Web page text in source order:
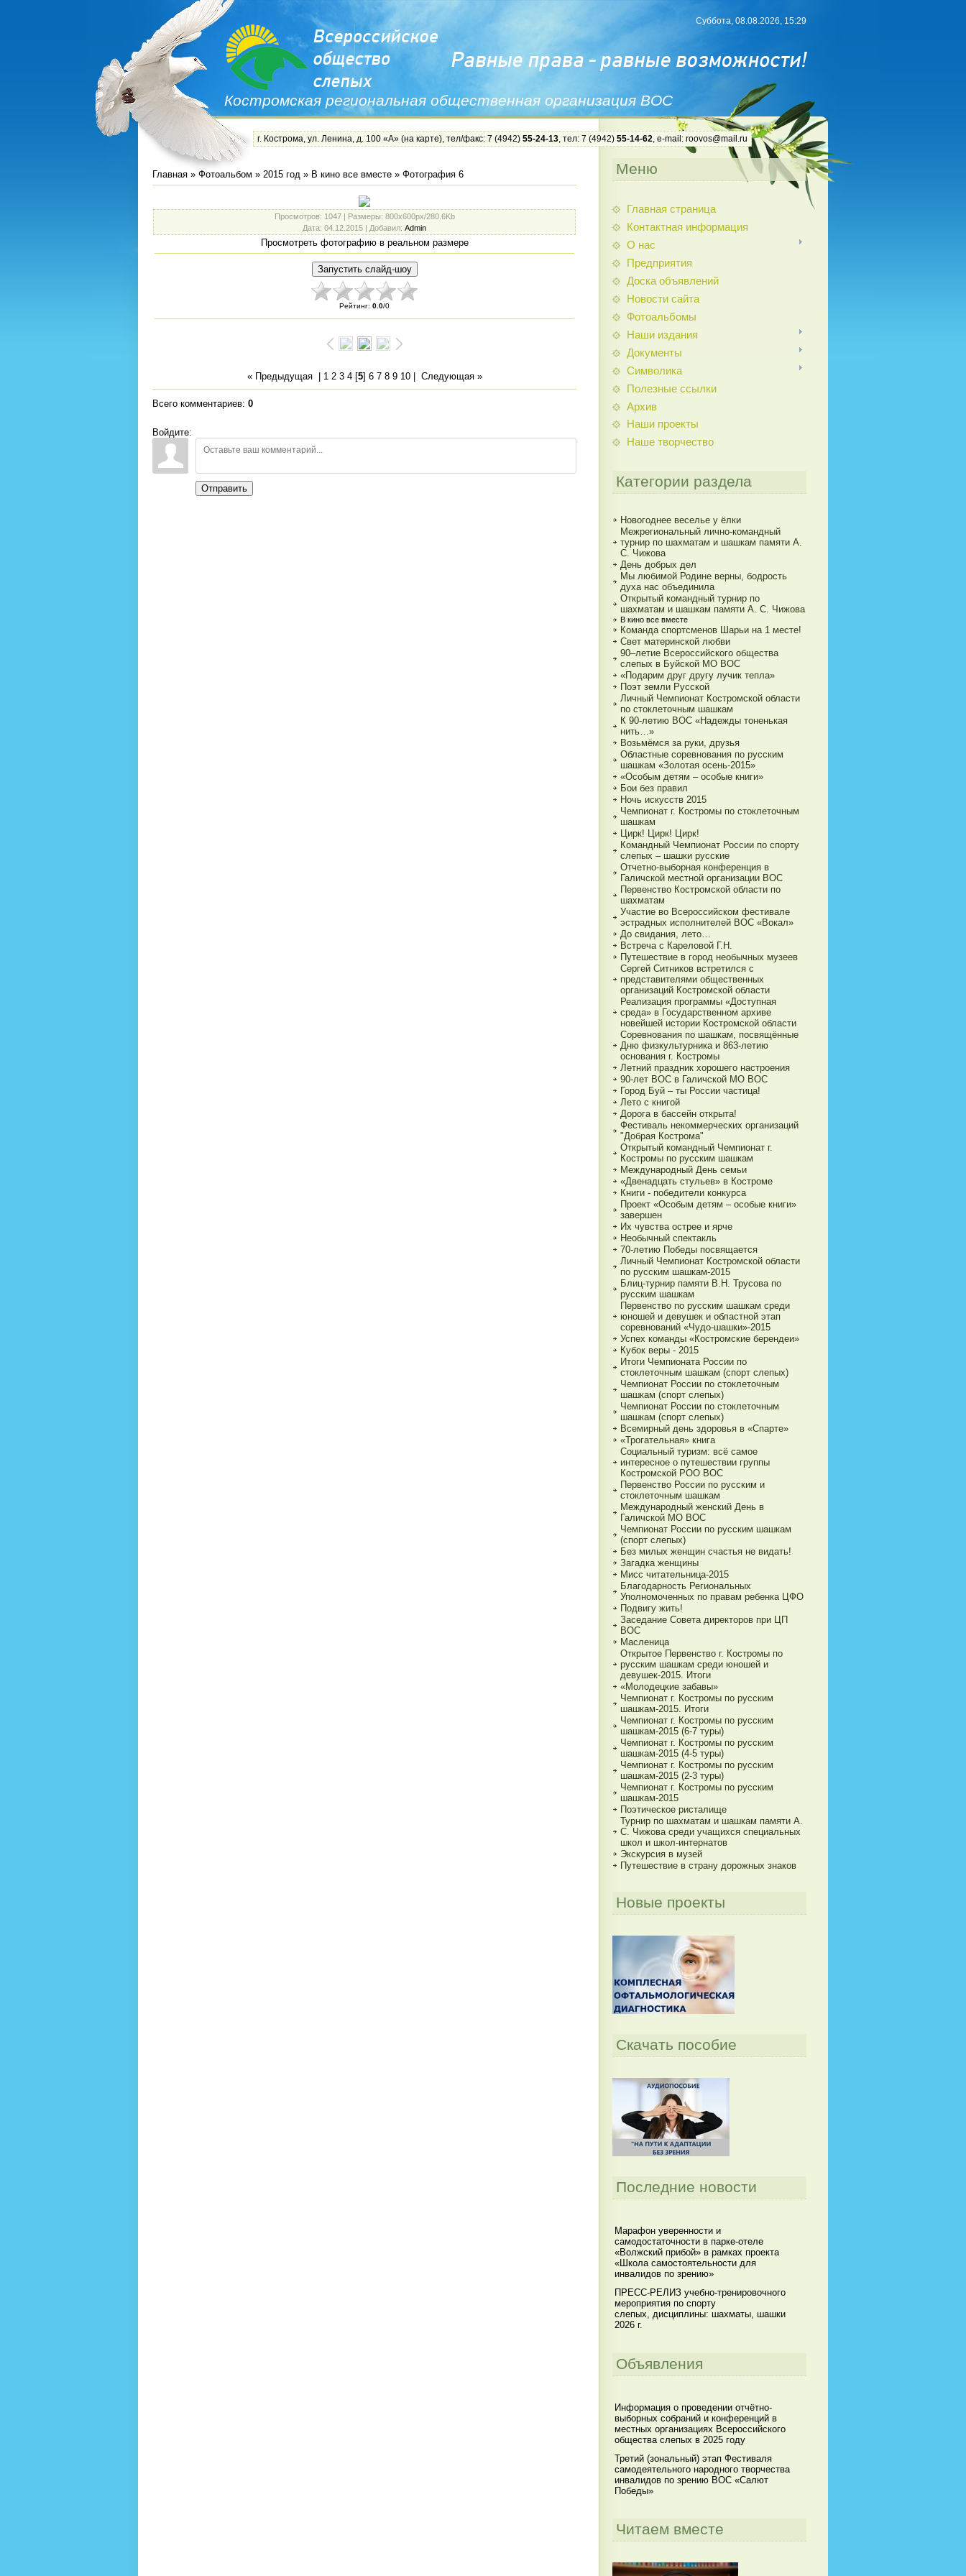
Костромская региональная общественная организация ВОС
Суббота, 08.08.2026, 15:29
г. Кострома, ул. Ленина, д. 100 «А» (на карте), тел/факс: 7 (4942) 55-24-13, тел: 7 (4942) 55-14-62, e-mail: roovos@mail.ru
Главная » Фотоальбом » 2015 год » В кино все вместе » Фотография 6
Просмотров: 1047 | Размеры: 800x600px/280.6Kb
Дата: 04.12.2015 | Добавил: Admin
Просмотреть фотографию в реальном размере
Рейтинг: 0.0/0
« Предыдущая| 1 2 3 4[5] 6 7 8 9 10| Следующая »
Всего комментариев: 0
Войдите:
Отправить
Меню
Главная страница
Контактная информация
О нас
Предприятия
Доска объявлений
Новости сайта
Фотоальбомы
Наши издания
Документы
Символика
Полезные ссылки
Архив
Наши проекты
Наше творчество
Категории раздела
Новогоднее веселье у ёлки
Межрегиональный лично-командный
турнир по шахматам и шашкам памяти А.
С. Чижова
День добрых дел
Мы любимой Родине верны, бодрость
духа нас объединила
Открытый командный турнир по
шахматам и шашкам памяти А. С. Чижова
В кино все вместе
Команда спортсменов Шарьи на 1 месте!
Свет материнской любви
90–летие Всероссийского общества
слепых в Буйской МО ВОС
«Подарим друг другу лучик тепла»
Поэт земли Русской
Личный Чемпионат Костромской области
по стоклеточным шашкам
К 90-летию ВОС «Надежды тоненькая
нить…»
Возьмёмся за руки, друзья
Областные соревнования по русским
шашкам «Золотая осень-2015»
«Особым детям – особые книги»
Бои без правил
Ночь искусств 2015
Чемпионат г. Костромы по стоклеточным
шашкам
Цирк! Цирк! Цирк!
Командный Чемпионат России по спорту
слепых – шашки русские
Отчетно-выборная конференция в
Галичской местной организации ВОС
Первенство Костромской области по
шахматам
Участие во Всероссийском фестивале
эстрадных исполнителей ВОС «Вокал»
До свидания, лето…
Встреча с Кареловой Г.Н.
Путешествие в город необычных музеев
Сергей Ситников встретился с
представителями общественных
организаций Костромской области
Реализация программы «Доступная
среда» в Государственном архиве
новейшей истории Костромской области
Соревнования по шашкам, посвящённые
Дню физкультурника и 863-летию
основания г. Костромы
Летний праздник хорошего настроения
90-лет ВОС в Галичской МО ВОС
Город Буй – ты России частица!
Лето с книгой
Дорога в бассейн открыта!
Фестиваль некоммерческих организаций
"Добрая Кострома"
Открытый командный Чемпионат г.
Костромы по русским шашкам
Международный День семьи
«Двенадцать стульев» в Костроме
Книги - победители конкурса
Проект «Особым детям – особые книги»
завершен
Их чувства острее и ярче
Необычный спектакль
70-летию Победы посвящается
Личный Чемпионат Костромской области
по русским шашкам-2015
Блиц-турнир памяти В.Н. Трусова по
русским шашкам
Первенство по русским шашкам среди
юношей и девушек и областной этап
соревнований «Чудо-шашки»-2015
Успех команды «Костромские берендеи»
Кубок веры - 2015
Итоги Чемпионата России по
стоклеточным шашкам (спорт слепых)
Чемпионат России по стоклеточным
шашкам (спорт слепых)
Чемпионат России по стоклеточным
шашкам (спорт слепых)
Всемирный день здоровья в «Спарте»
«Трогательная» книга
Социальный туризм: всё самое
интересное о путешествии группы
Костромской РОО ВОС
Первенство России по русским и
стоклеточным шашкам
Международный женский День в
Галичской МО ВОС
Чемпионат России по русским шашкам
(спорт слепых)
Без милых женщин счастья не видать!
Загадка женщины
Мисс читательница-2015
Благодарность Региональных
Уполномоченных по правам ребенка ЦФО
Подвигу жить!
Заседание Совета директоров при ЦП
ВОС
Масленица
Открытое Первенство г. Костромы по
русским шашкам среди юношей и
девушек-2015. Итоги
«Молодецкие забавы»
Чемпионат г. Костромы по русским
шашкам-2015. Итоги
Чемпионат г. Костромы по русским
шашкам-2015 (6-7 туры)
Чемпионат г. Костромы по русским
шашкам-2015 (4-5 туры)
Чемпионат г. Костромы по русским
шашкам-2015 (2-3 туры)
Чемпионат г. Костромы по русским
шашкам-2015
Поэтическое ристалище
Турнир по шахматам и шашкам памяти А.
С. Чижова среди учащихся специальных
школ и школ-интернатов
Экскурсия в музей
Путешествие в страну дорожных знаков
Новые проекты
Скачать пособие
Последние новости
Марафон уверенности и
самодостаточности в парке-отеле
«Волжский прибой» в рамках проекта
«Школа самостоятельности для
инвалидов по зрению»
ПРЕСС-РЕЛИЗ учебно-тренировочного
мероприятия по спорту
слепых, дисциплины: шахматы, шашки
2026 г.
Объявления
Информация о проведении отчётно-
выборных собраний и конференций в
местных организациях Всероссийского
общества слепых в 2025 году
Третий (зональный) этап Фестиваля
самодеятельного народного творчества
инвалидов по зрению ВОС «Салют
Победы»
Читаем вместе